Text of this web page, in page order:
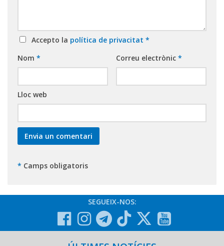
Accepto la política de privacitat *
Nom * Correu electrònic *
Lloc web
* Camps obligatoris
SEGUEIX-NOS: